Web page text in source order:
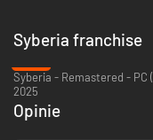
enchanting, mysterious
Plunged into the heart of
characters, you'll discover
A brand new tale,
games
Syberia franchise
Syberia - Remastered - PC
2025
Opinie